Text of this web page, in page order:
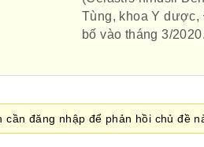
Tùng, khoa Y dược,
bố vào tháng 3/2020.
cần đăng nhập để phản hồi chủ đề